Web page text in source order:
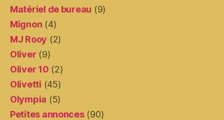
Matériel de bureau (9)
Mignon (4)
MJ Rooy (2)
Oliver (9)
Oliver 10 (2)
Olivetti (45)
Olympia (5)
Petites annonces(90)